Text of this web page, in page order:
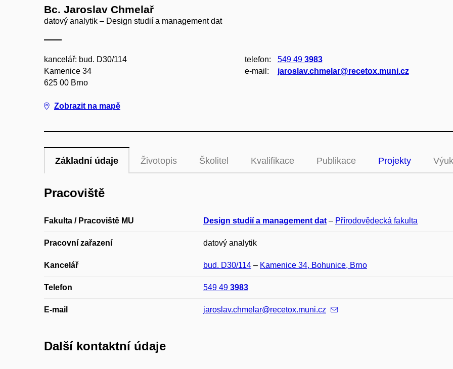
Bc. Jaroslav Chmelař
datový analytik – Design studií a management dat
kancelář: bud. D30/114
Kamenice 34
625 00 Brno
Zobrazit na mapě
telefon: 549 49 3983
e‑mail:
jaroslav.chmelar@recetox.muni.cz
Základní údaje Životopis Školitel Kvalifikace Publikace Projekty
Pracoviště
Fakulta / Pracoviště MU Design studií a management dat – Přírodovědecká fakulta
Pracovní zařazení datový analytik
Kancelář bud. D30/114 – Kamenice 34, Bohunice, Brno
Telefon 549 49 3983
E-mail jaroslav.chmelar@recetox.muni.cz
Další kontaktní údaje